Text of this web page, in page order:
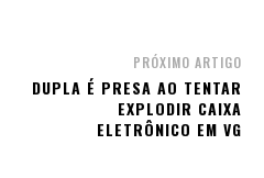
PRÓXIMO ARTIGO
DUPLA É PRESA AO TENTAR
EXPLODIR CAIXA
ELETRÔNICO EM VG